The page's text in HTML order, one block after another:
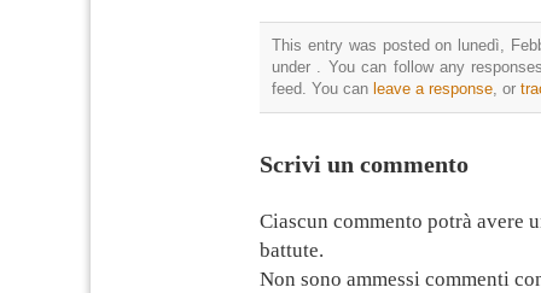
This entry was posted on lunedì,
under . You can follow any
feed. You can leave a response, or
Scrivi un commento
Ciascun commento potrà avere
battute.
Non sono ammessi commenti